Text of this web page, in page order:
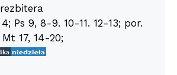
Ps 9, 8-9. 10-11. 12-13; por.
17, 14-20;